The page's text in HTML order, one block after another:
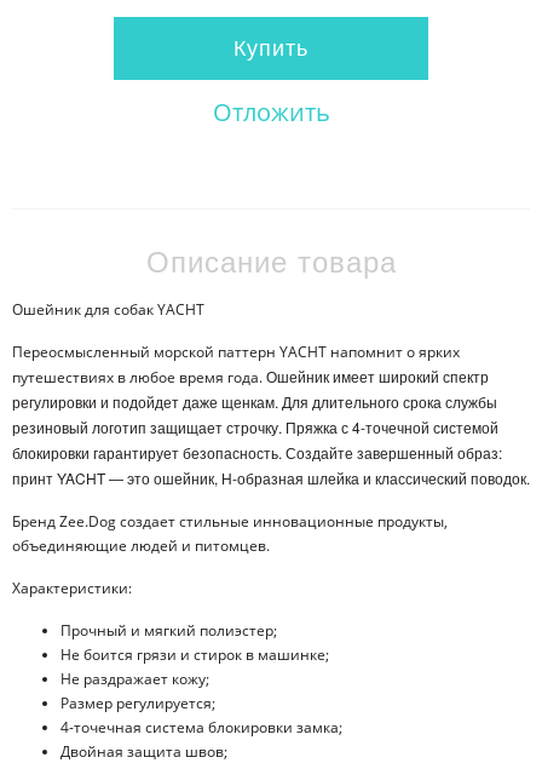
Купить
Отложить
Описание товара
Ошейник для собак YACHT
Переосмысленный морской паттерн YACHT напомнит о ярких
путешествиях в любое время года.Ошейник имеет широкий спектр
регулировки и подойдет даже щенкам. Для длительного срока службы
резиновый логотип защищает строчку. Пряжка с 4-точечной системой
блокировки гарантирует безопасность. Создайте завершенный образ:
принт YACHT — это ошейник, Н-образная шлейка и классический поводок.
Бренд Zee.Dog создает стильные инновационные продукты,
объединяющие людей и питомцев.
Характеристики:
Прочный и мягкий полиэстер;
Не боится грязи и стирок в машинке;
Не раздражает кожу;
Размер регулируется;
4-точечная система блокировки замка;
Двойная защита швов;